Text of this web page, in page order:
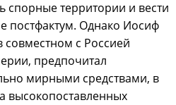
спорные территории и вести
постфактум. Однако Иосиф
совместном с Россией
предпочитал
мирными средствами, в
высокопоставленных